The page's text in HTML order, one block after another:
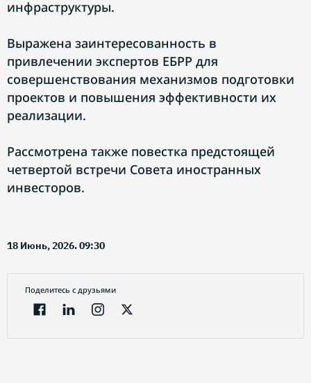
инфраструктуры.
Выражена заинтересованность в
привлечении экспертов ЕБРР для
совершенствования механизмов подготовки
проектов и повышения эффективности их
реализации.
Рассмотрена также повестка предстоящей
четвертой встречи Совета иностранных
инвесторов.
18 Июнь, 2026. 09:30
Поделитесь с друзьями